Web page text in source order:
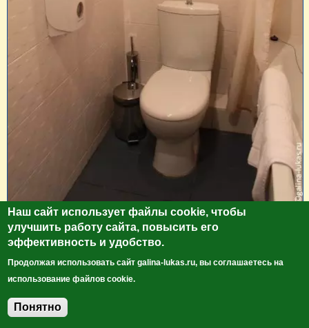
Наш сайт использует файлы cookie, чтобы
улучшить работу сайта, повысить его
эффективность и удобство.
Продолжая использовать сайт galina-lukas.ru, вы соглашаетесь на
использование файлов cookie.
Понятно